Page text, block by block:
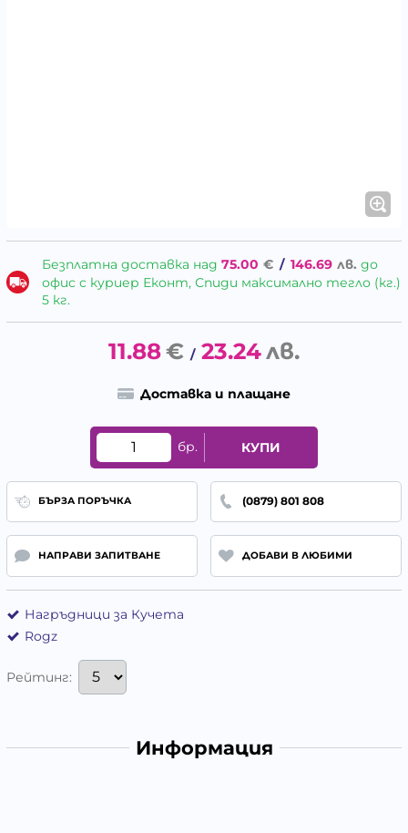
Безплатна доставка над 75.00 € / 146.69 лв. до
офис с куриер Еконт, Спиди максимално тегло (кг.)
5 кг.
11.88€ / 23.24лв.
Доставка и плащане
бр. КУПИ
БЪРЗА ПОРЪЧКА (0879) 801 808
НАПРАВИ ЗАПИТВАНЕ ДОБАВИ В ЛЮБИМИ
Нагръдници за Кучета
Rogz
Рейтинг:
Информация